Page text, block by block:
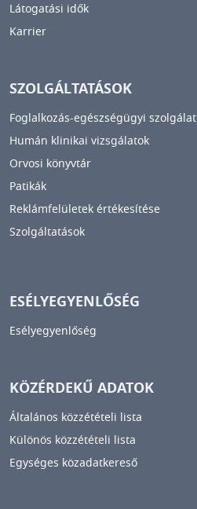
Látogatási idők
Karrier
SZOLGÁLTATÁSOK
Foglalkozás-egészségügyi szolgálat
Humán klinikai vizsgálatok
Orvosi könyvtár
Patikák
Reklámfelületek értékesítése
Szolgáltatások
ESÉLYEGYENLŐSÉG
Esélyegyenlőség
KÖZÉRDEKŰ ADATOK
Általános közzétételi lista
Különös közzétételi lista
Egységes közadatkereső